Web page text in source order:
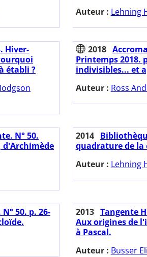
Auteur : Lehning
Hiver-
établi ?
2018
Printemps 2018.
indivisibles... et
Auteur : Ross
N° 50.
d'Archimède
2014
quadrature de la
Auteur : Lehning
50. p. 26-
2013 Tangente
Aux origines de
à Pascal.
Auteur : Busser